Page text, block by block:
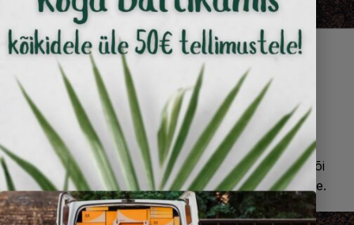
Külvamine
Kandke 5-10 cm sügavusele mulda enne külvi või
külvieelselt ja külvake seemned otse preparaadile.